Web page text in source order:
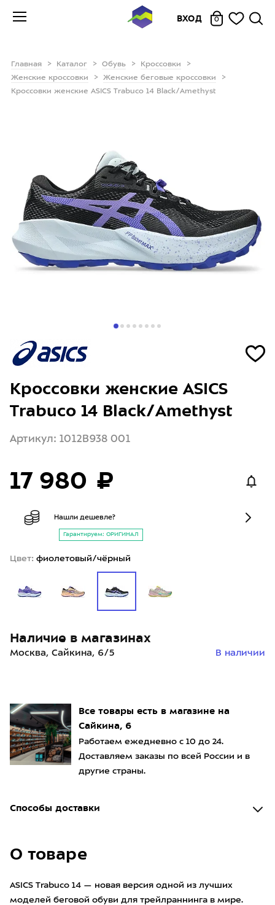
ВХОД 0
Главная Каталог Обувь
Кроссовки
Женские кроссовки
Женские беговые кроссовки
Кроссовки женские ASICS Trabuco 14 Black/Amethyst
Все товары есть в магазине на
Сайкина, 6
Работаем ежедневно с 10 до 24.
Доставляем заказы по всей России и в
другие страны.
Способы доставки
О товаре
ASICS Trabuco 14 — новая версия одной из лучших
моделей беговой обуви для трейлраннинга в мире.
Кроссовки женские ASICS
Trabuco 14 Black/Amethyst
Артикул: 1012B938 001
17 980 ₽
Нашли дешевле?
Гарантируем: ОРИГИНАЛ
Цвет: фиолетовый/чёрный
Наличие в магазинах
Москва, Сайкина, 6/5 В наличии